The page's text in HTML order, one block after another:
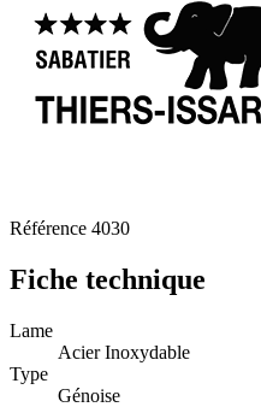
Référence 4030
Fiche technique
Lame
Acier Inoxydable
Type
Génoise